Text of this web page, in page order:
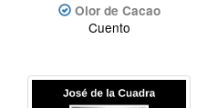
Olor de Cacao
Cuento